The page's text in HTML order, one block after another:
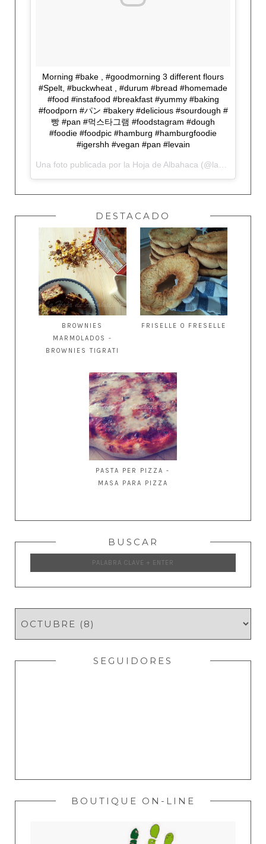
Morning #bake , #goodmorning 3 different flours
#Spelt, #buckwheat , #durum #bread #homemade
#food #instafood #breakfast #yummy #baking
#foodporn #パン #bakery #delicious #sourdough #
빵 #pan #먹스타그램 #foodstagram #dough
#foodie #foodpic #hamburg #hamburgfoodie
#igershh #vegan #pan #levain
DESTACADO
BROWNIES
MARMOLADOS -
BROWNIES TIGRATI
FRISELLE O FRESELLE
PASTA PER PIZZA -
MASA PARA PIZZA
BUSCAR
SEGUIDORES
BOUTIQUE ON-LINE